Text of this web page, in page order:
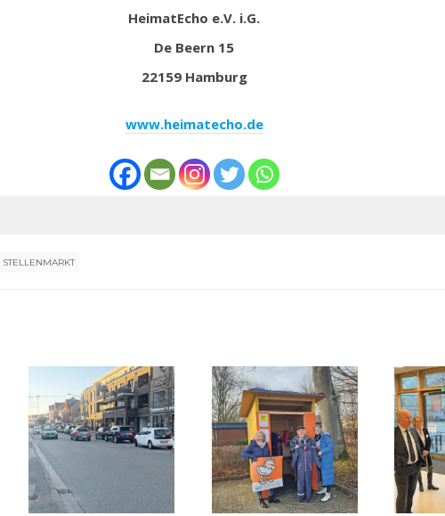
HeimatEcho e.V. i.G.
De Beern 15
22159 Hamburg
www.heimatecho.de
STELLENMARKT